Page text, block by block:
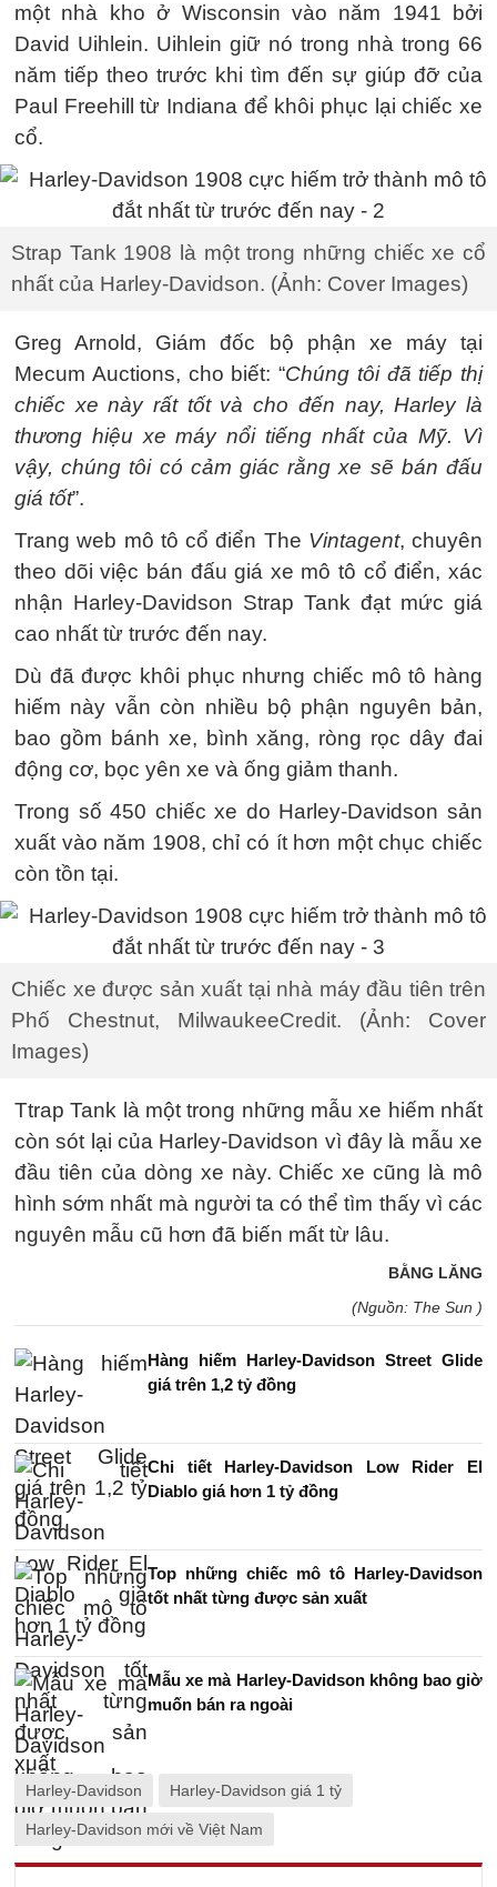
một nhà kho ở Wisconsin vào năm 1941 bởi
David Uihlein. Uihlein giữ nó trong nhà trong 66
năm tiếp theo trước khi tìm đến sự giúp đỡ của
Paul Freehill từ Indiana để khôi phục lại chiếc xe
cổ.
Strap Tank 1908 là một trong những chiếc xe cổ
nhất của Harley-Davidson. (Ảnh: Cover Images)
Greg Arnold, Giám đốc bộ phận xe máy tại
Mecum Auctions, cho biết: “Chúng tôi đã tiếp thị
chiếc xe này rất tốt và cho đến nay, Harley là
thương hiệu xe máy nổi tiếng nhất của Mỹ. Vì
vậy, chúng tôi có cảm giác rằng xe sẽ bán đấu
giá tốt”.
Trang web mô tô cổ điển The Vintagent, chuyên
theo dõi việc bán đấu giá xe mô tô cổ điển, xác
nhận Harley-Davidson Strap Tank đạt mức giá
cao nhất từ trước đến nay.
Dù đã được khôi phục nhưng chiếc mô tô hàng
hiếm này vẫn còn nhiều bộ phận nguyên bản,
bao gồm bánh xe, bình xăng, ròng rọc dây đai
động cơ, bọc yên xe và ống giảm thanh.
Trong số 450 chiếc xe do Harley-Davidson sản
xuất vào năm 1908, chỉ có ít hơn một chục chiếc
còn tồn tại.
Chiếc xe được sản xuất tại nhà máy đầu tiên trên
Phố Chestnut, MilwaukeeCredit. (Ảnh: Cover
Images)
Ttrap Tank là một trong những mẫu xe hiếm nhất
còn sót lại của Harley-Davidson vì đây là mẫu xe
đầu tiên của dòng xe này. Chiếc xe cũng là mô
hình sớm nhất mà người ta có thể tìm thấy vì các
nguyên mẫu cũ hơn đã biến mất từ ​​lâu.
BẰNG LĂNG
(Nguồn: The Sun )
Hàng hiếm Harley-Davidson Street Glide
giá trên 1,2 tỷ đồng
Chi tiết Harley-Davidson Low Rider El
Diablo giá hơn 1 tỷ đồng
Top những chiếc mô tô Harley-Davidson
tốt nhất từng được sản xuất
Mẫu xe mà Harley-Davidson không bao giờ
muốn bán ra ngoài
Harley-Davidson Harley-Davidson giá 1 tỷ
Harley-Davidson mới về Việt Nam